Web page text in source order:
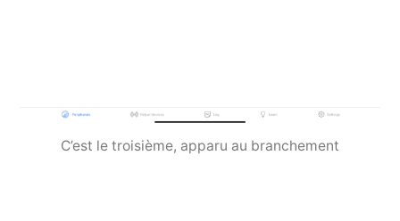
C’est le troisième, apparu au branchement